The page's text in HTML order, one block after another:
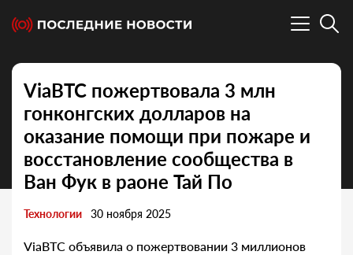
ViaBTC пожертвовала 3 млн
гонконгских долларов на
оказание помощи при пожаре и
восстановление сообщества в
Ван Фук в раоне Тай По
Технологии 30 ноября 2025
ViaBTC объявила о пожертвовании 3 миллионов